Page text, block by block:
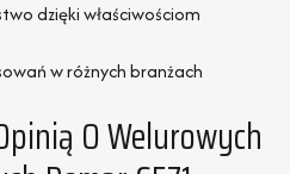
dzięki właściwościom
w różnych branżach
O Welurowych